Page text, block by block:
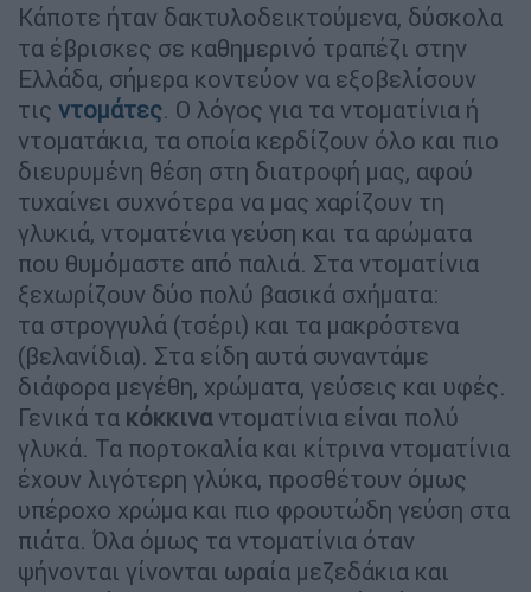
Κάποτε ήταν δακτυλοδεικτούμενα, δύσκολα
τα έβρισκες σε καθημερινό τραπέζι στην
Ελλάδα, σήμερα κοντεύον να εξοβελίσουν
τις ντομάτες. Ο λόγος για τα ντοματίνια ή
ντοματάκια, τα οποία κερδίζουν όλο και πιο
διευρυμένη θέση στη διατροφή μας, αφού
τυχαίνει συχνότερα να μας χαρίζουν τη
γλυκιά, ντοματένια γεύση και τα αρώματα
που θυμόμαστε από παλιά. Στα ντοματίνια
ξεχωρίζουν δύο πολύ βασικά σχήματα:
τα στρογγυλά (τσέρι) και τα μακρόστενα
(βελανίδια). Στα είδη αυτά συναντάμε
διάφορα μεγέθη, χρώματα, γεύσεις και υφές.
Γενικά τα κόκκιναντοματίνια είναι πολύ
γλυκά. Τα πορτοκαλία και κίτρινα ντοματίνια
έχουν λιγότερη γλύκα, προσθέτουν όμως
υπέροχο χρώμα και πιο φρουτώδη γεύση στα
πιάτα. Όλα όμως τα ντοματίνια όταν
ψήνονται γίνονται ωραία μεζεδάκια και